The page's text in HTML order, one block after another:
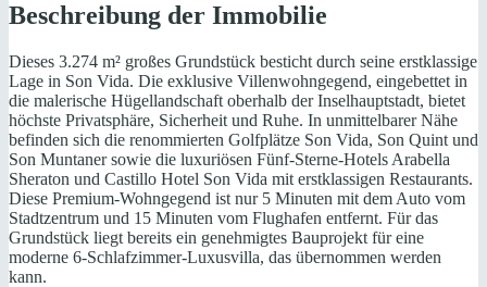
Beschreibung der Immobilie
Dieses 3.274 m² großes Grundstück besticht durch seine erstklassige
Lage in Son Vida. Die exklusive Villenwohngegend, eingebettet in
die malerische Hügellandschaft oberhalb der Inselhauptstadt, bietet
höchste Privatsphäre, Sicherheit und Ruhe. In unmittelbarer Nähe
befinden sich die renommierten Golfplätze Son Vida, Son Quint und
Son Muntaner sowie die luxuriösen Fünf-Sterne-Hotels Arabella
Sheraton und Castillo Hotel Son Vida mit erstklassigen Restaurants.
Diese Premium-Wohngegend ist nur 5 Minuten mit dem Auto vom
Stadtzentrum und 15 Minuten vom Flughafen entfernt. Für das
Grundstück liegt bereits ein genehmigtes Bauprojekt für eine
moderne 6-Schlafzimmer-Luxusvilla, das übernommen werden
kann.